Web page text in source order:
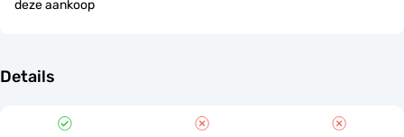
deze aankoop
Details